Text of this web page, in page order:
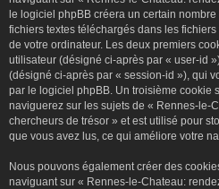
le logiciel phpBB créera un certain
fichiers textes téléchargés dans les
de votre ordinateur. Les deux premiers
utilisateur (désigné ci-après par « user-id
(désigné ci-après par « session-id »), qui
par le logiciel phpBB. Un troisième cookie
naviguerez sur les sujets de « Rennes-le-
chercheurs de trésor » et est utilisé pour
que vous avez lus, ce qui améliore votre
Nous pouvons également créer des
naviguant sur « Rennes-le-Chateau: